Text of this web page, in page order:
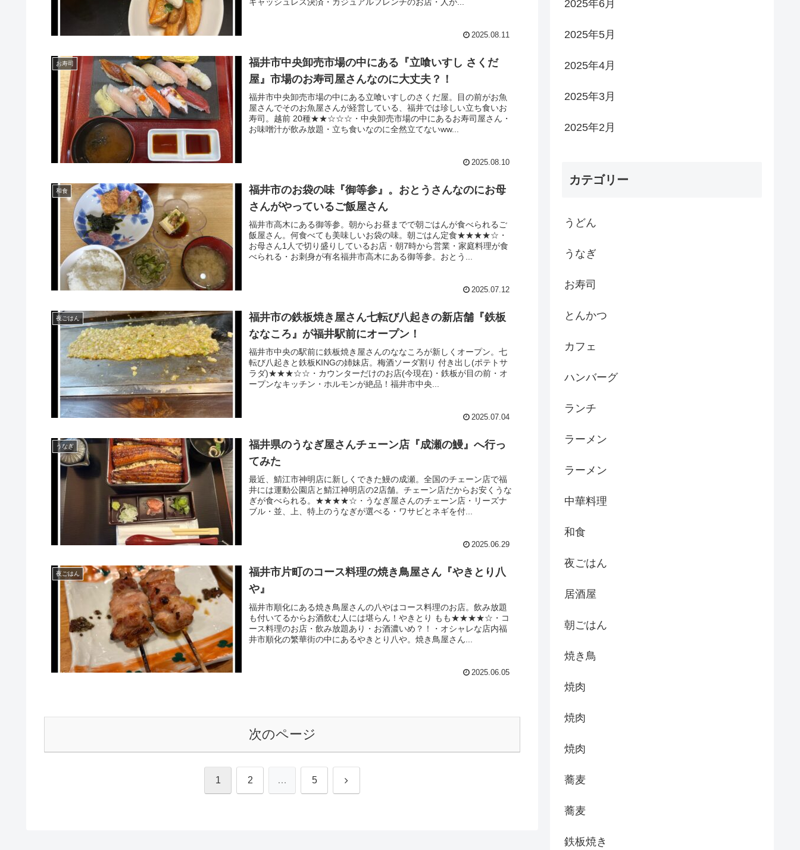
2025.08.11
お寿司
福井市中央卸売市場の中にある『立喰いすし さくだ
屋』市場のお寿司屋さんなのに大丈夫？！
福井市中央卸売市場の中にある立喰いすしのさくだ屋。目の前がお魚
屋さんでそのお魚屋さんが経営している、福井では珍しい立ち食いお
寿司。越前 20種★★☆☆☆・中央卸売市場の中にあるお寿司屋さん・
お味噌汁が飲み放題・立ち食いなのに全然立てないww...
2025.08.10
和食
福井市のお袋の味『御等参』。おとうさんなのにお母
さんがやっているご飯屋さん
福井市高木にある御等参。朝からお昼までで朝ごはんが食べられるご
飯屋さん。何食べても美味しいお袋の味。朝ごはん定食★★★★☆・
お母さん1人で切り盛りしているお店・朝7時から営業・家庭料理が食
べられる・お刺身が有名福井市高木にある御等参。おとう...
2025.07.12
夜ごはん
福井市の鉄板焼き屋さん七転び八起きの新店舗『鉄板
ななころ』が福井駅前にオープン！
福井市中央の駅前に鉄板焼き屋さんのななころが新しくオープン。七
転び八起きと鉄板KINGの姉妹店。梅酒ソーダ割り 付き出し(ポテトサ
ラダ)★★★☆☆・カウンターだけのお店(今現在)・鉄板が目の前・オ
ープンなキッチン・ホルモンが絶品！福井市中央...
2025.07.04
うなぎ
福井県のうなぎ屋さんチェーン店『成瀬の鰻』へ行っ
てみた
最近、鯖江市神明店に新しくできた鰻の成瀬。全国のチェーン店で福
井には運動公園店と鯖江神明店の2店舗。チェーン店だからお安くうな
ぎが食べられる。★★★★☆・うなぎ屋さんのチェーン店・リーズナ
ブル・並、上、特上のうなぎが選べる・ワサビとネギを付...
2025.06.29
夜ごはん
福井市片町のコース料理の焼き鳥屋さん『やきとり八
や』
福井市順化にある焼き鳥屋さんの八やはコース料理のお店。飲み放題
も付いてるからお酒飲む人には堪らん！やきとり もも★★★★☆・コ
ース料理のお店・飲み放題あり・お酒濃いめ？！・オシャレな店内福
井市順化の繁華街の中にあるやきとり八や。焼き鳥屋さん...
2025.06.05
次のページ
1 2 … 5 次
2025年6月
2025年5月
2025年4月
2025年3月
2025年2月
カテゴリー
うどん
うなぎ
お寿司
とんかつ
カフェ
ハンバーグ
ランチ
ラーメン
ラーメン
中華料理
和食
夜ごはん
居酒屋
朝ごはん
焼き鳥
焼肉
焼肉
焼肉
蕎麦
蕎麦
鉄板焼き